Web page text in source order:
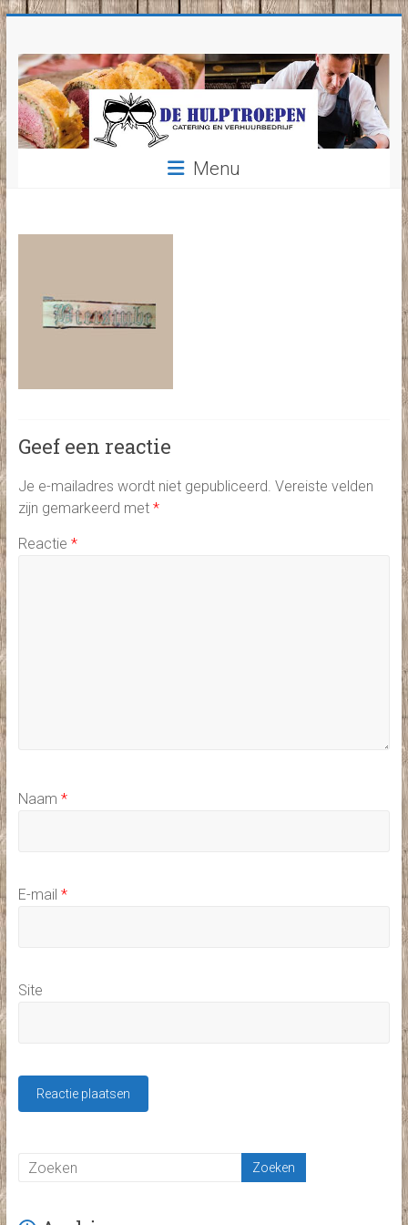
Ga
naar
inhoud
Menu
Geef een reactie
Je e-mailadres wordt niet gepubliceerd. Vereiste velden
zijn gemarkeerd met *
Reactie *
Naam *
E-mail *
Site